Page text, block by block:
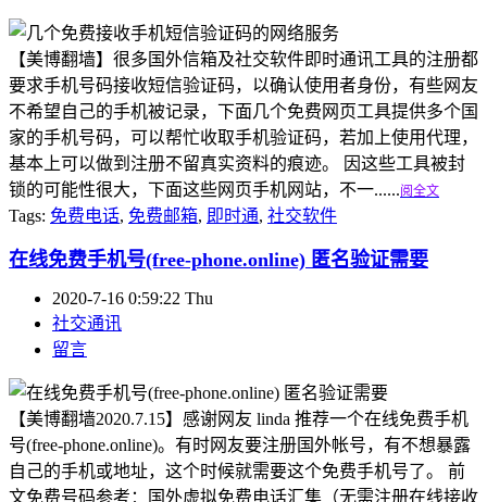
【美博翻墙】很多国外信箱及社交软件即时通讯工具的注册都
要求手机号码接收短信验证码，以确认使用者身份，有些网友
不希望自己的手机被记录，下面几个免费网页工具提供多个国
家的手机号码，可以帮忙收取手机验证码，若加上使用代理，
基本上可以做到注册不留真实资料的痕迹。 因这些工具被封
锁的可能性很大，下面这些网页手机网站，不一......阅全文
Tags: 免费电话, 免费邮箱, 即时通, 社交软件
在线免费手机号(free-phone.online) 匿名验证需要
2020-7-16 0:59:22 Thu
社交通讯
留言
【美博翻墙2020.7.15】感谢网友 linda 推荐一个在线免费手机
号(free-phone.online)。有时网友要注册国外帐号，有不想暴露
自己的手机或地址，这个时候就需要这个免费手机号了。 前
文免费号码参考：国外虚拟免费电话汇集（无需注册在线接收